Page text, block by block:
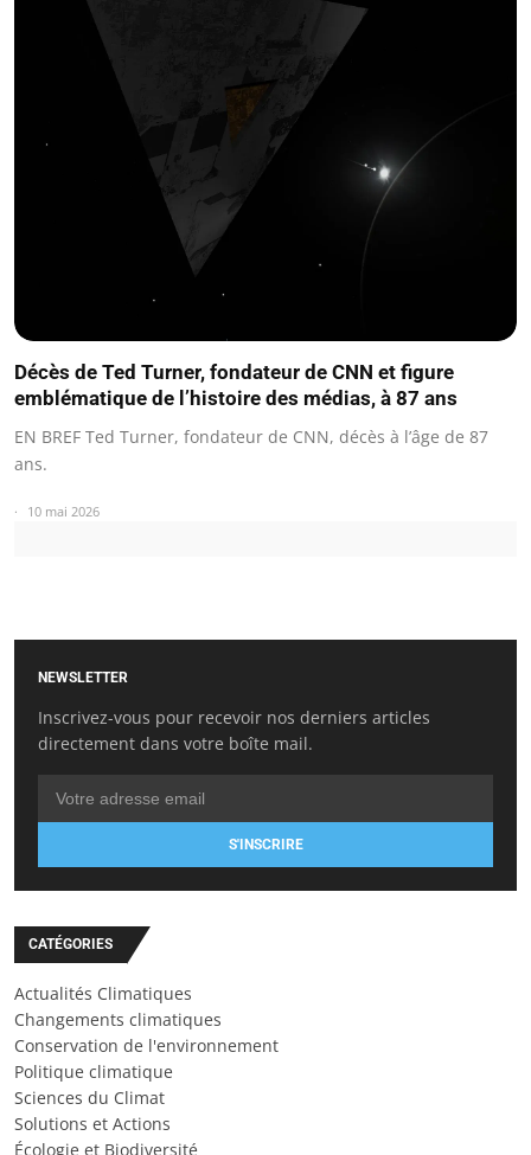
Décès de Ted Turner, fondateur de CNN et figure
emblématique de l’histoire des médias, à 87 ans
EN BREF Ted Turner, fondateur de CNN, décès à l’âge de 87
ans.
10 mai 2026
NEWSLETTER
Inscrivez-vous pour recevoir nos derniers articles
directement dans votre boîte mail.
S'INSCRIRE
CATÉGORIES
Actualités Climatiques
Changements climatiques
Conservation de l'environnement
Politique climatique
Sciences du Climat
Solutions et Actions
Écologie et Biodiversité